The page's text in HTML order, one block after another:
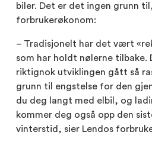
biler. Det er det ingen grunn
forbrukerøkonom:
– Tradisjonelt har det vært
som har holdt nølerne tilbake.
riktignok utviklingen gått så
grunn til engstelse for den
du deg langt med elbil, og
kommer deg også opp den
vinterstid, sier Lendos